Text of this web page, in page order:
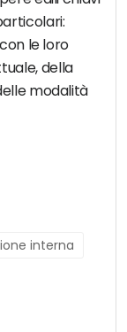
le loro
della
modalità
interna